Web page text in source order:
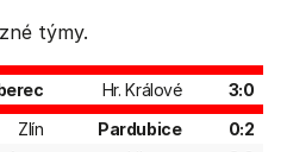
týmy.
Hr. Králové
3:0
Zlín Pardubice
0:2